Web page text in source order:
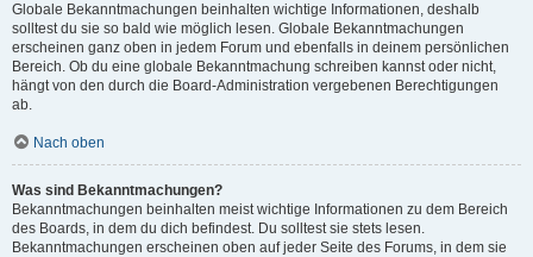
Globale Bekanntmachungen beinhalten wichtige Informationen, deshalb
solltest du sie so bald wie möglich lesen. Globale Bekanntmachungen
erscheinen ganz oben in jedem Forum und ebenfalls in deinem persönlichen
Bereich. Ob du eine globale Bekanntmachung schreiben kannst oder nicht,
hängt von den durch die Board-Administration vergebenen Berechtigungen
ab.
Nach oben
Was sind Bekanntmachungen?
Bekanntmachungen beinhalten meist wichtige Informationen zu dem Bereich
des Boards, in dem du dich befindest. Du solltest sie stets lesen.
Bekanntmachungen erscheinen oben auf jeder Seite des Forums, in dem sie